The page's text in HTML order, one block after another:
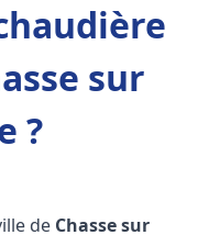
sur
?
de Chasse sur